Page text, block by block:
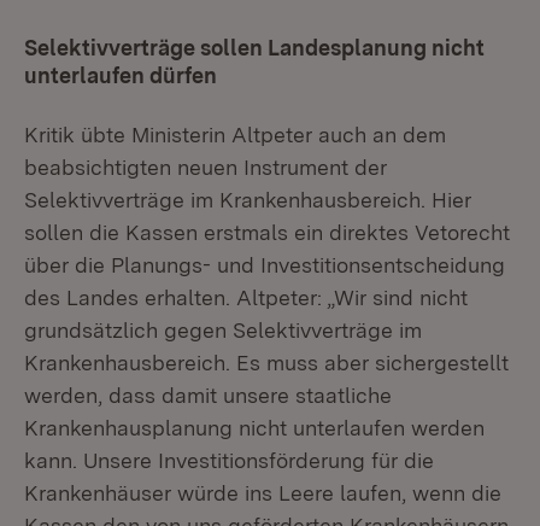
Selektivverträge sollen Landesplanung nicht
unterlaufen dürfen
Kritik übte Ministerin Altpeter auch an dem
beabsichtigten neuen Instrument der
Selektivverträge im Krankenhausbereich. Hier
sollen die Kassen erstmals ein direktes Vetorecht
über die Planungs- und Investitionsentscheidung
des Landes erhalten. Altpeter: „Wir sind nicht
grundsätzlich gegen Selektivverträge im
Krankenhausbereich. Es muss aber sichergestellt
werden, dass damit unsere staatliche
Krankenhausplanung nicht unterlaufen werden
kann. Unsere Investitionsförderung für die
Krankenhäuser würde ins Leere laufen, wenn die